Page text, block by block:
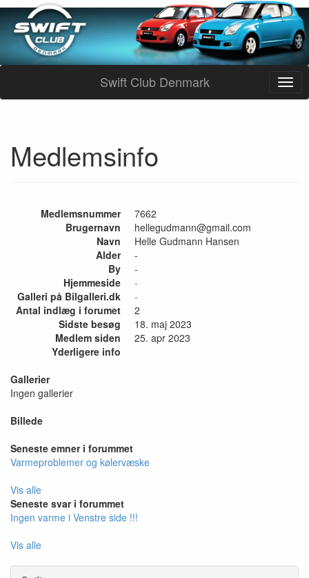
Swift Club Denmark
Medlemsinfo
Medlemsnummer
7662
Brugernavn
hellegudmann@gmail.com
Navn
Helle Gudmann Hansen
Alder
-
By
-
Hjemmeside
-
Galleri på Bilgalleri.dk
-
Antal indlæg i forumet
2
Sidste besøg
18. maj 2023
Medlem siden
25. apr 2023
Yderligere info
Gallerier
Ingen gallerier
Billede
Seneste emner i forummet
Varmeproblemer og kølervæske
Vis alle
Seneste svar i forummet
Ingen varme i Venstre side !!!
Vis alle